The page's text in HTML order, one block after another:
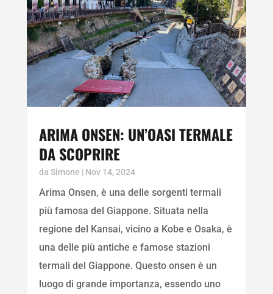
ARIMA ONSEN: UN’OASI TERMALE
DA SCOPRIRE
da Simone | Nov 14, 2024
Arima Onsen, è una delle sorgenti termali
più famosa del Giappone. Situata nella
regione del Kansai, vicino a Kobe e Osaka, è
una delle più antiche e famose stazioni
termali del Giappone. Questo onsen è un
luogo di grande importanza, essendo uno